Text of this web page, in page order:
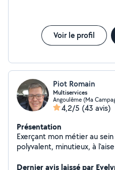
Voir le profil
Piot Romain
Multiservices
Angoulême (Ma
4,2/5 (43 avis)
Présentation
Exerçant mon métier au
polyvalent, minutieux, à
entretien, taille, tonte,
Dernier avis laissé par